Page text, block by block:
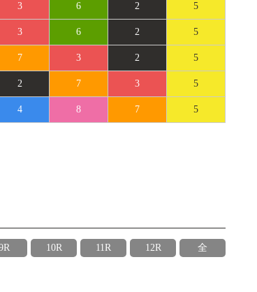
3 6 2 5
3 6 2 5
7 3 2 5
2 7 3 5
4 8 7 5
10R 11R 12R 全